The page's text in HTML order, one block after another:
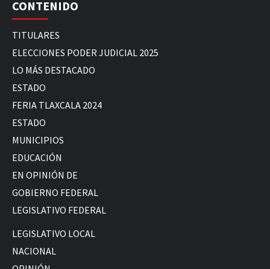
CONTENIDO
TITULARES
ELECCIONES PODER JUDICIAL 2025
LO MÁS DESTACADO
ESTADO
FERIA TLAXCALA 2024
ESTADO
MUNICIPIOS
EDUCACIÓN
EN OPINIÓN DE
GOBIERNO FEDERAL
LEGISLATIVO FEDERAL
LEGISLATIVO LOCAL
NACIONAL